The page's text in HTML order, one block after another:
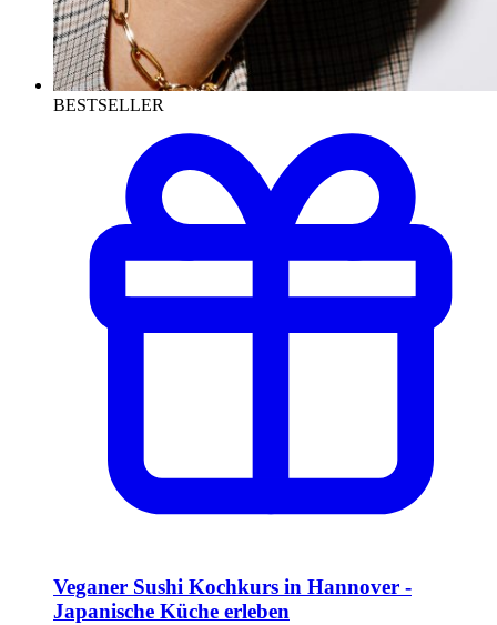
BESTSELLER
Veganer Sushi Kochkurs in Hannover -
Japanische Küche erleben